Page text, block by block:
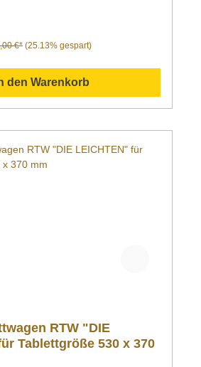
€* (25.13% gespart)
den Warenkorb
RTW "DIE
Tablettgröße 530 x 370